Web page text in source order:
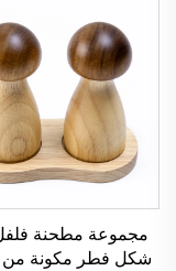
مجموعة مطحنة
شكل فطر مكونة